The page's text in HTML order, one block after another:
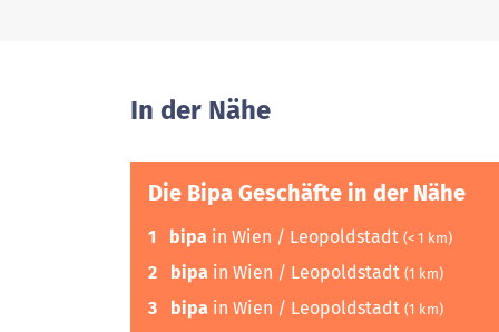
In der Nähe
Die Bipa Geschäfte in der Nähe
1 bipa in Wien / Leopoldstadt (< 1 km)
2 bipa in Wien / Leopoldstadt (1 km)
3 bipa in Wien / Leopoldstadt (1 km)